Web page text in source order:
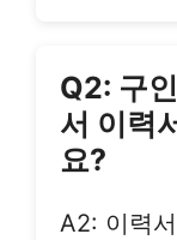
Q2: 구
서 이력
요?
A2: 이력